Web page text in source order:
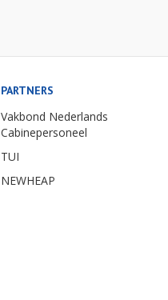
PARTNERS
Vakbond Nederlands
Cabinepersoneel
TUI
NEWHEAP